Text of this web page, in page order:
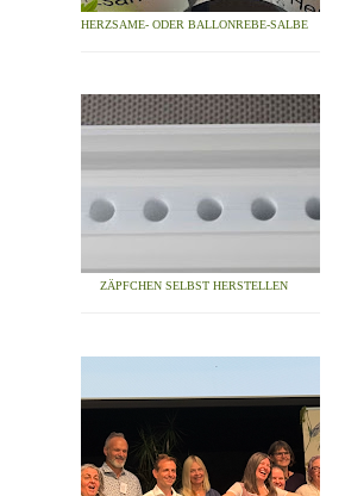
HERZSAME- ODER BALLONREBE-SALBE
ZÄPFCHEN SELBST HERSTELLEN